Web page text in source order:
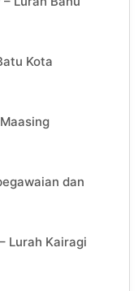
Kota
dan
Lurah Kairagi